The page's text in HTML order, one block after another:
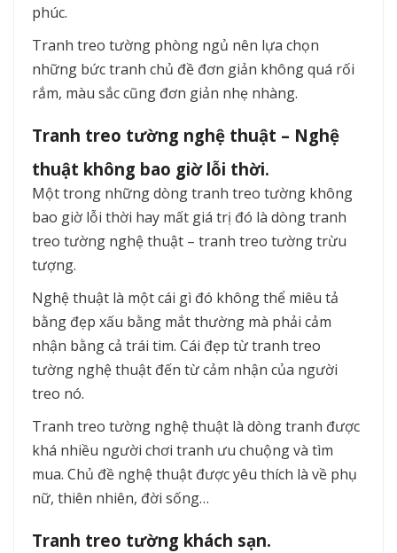
phúc.
Tranh treo tường phòng ngủ nên lựa chọn
những bức tranh chủ đề đơn giản không quá rối
rắm, màu sắc cũng đơn giản nhẹ nhàng.
Tranh treo tường nghệ thuật – Nghệ
thuật không bao giờ lỗi thời.
Một trong những dòng tranh treo tường không
bao giờ lỗi thời hay mất giá trị đó là dòng tranh
treo tường nghệ thuật – tranh treo tường trừu
tượng.
Nghệ thuật là một cái gì đó không thể miêu tả
bằng đẹp xấu bằng mắt thường mà phải cảm
nhận bằng cả trái tim. Cái đẹp từ tranh treo
tường nghệ thuật đến từ cảm nhận của người
treo nó.
Tranh treo tường nghệ thuật là dòng tranh được
khá nhiều người chơi tranh ưu chuộng và tìm
mua. Chủ đề nghệ thuật được yêu thích là về phụ
nữ, thiên nhiên, đời sống…
Tranh treo tường khách sạn.